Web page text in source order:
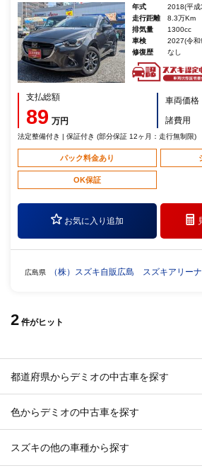
年式
2018(平成
走行距離
8.3万Km
排気量
1300cc
車検
2027(令和
修復歴
なし
支払総額
89 万円
車両価格
諸費用
法定整備付き | 保証付き (部分保証 12ヶ月：走行無制限)
パック料金あり
OK保証
お気に入り追加
広島県 （株）スズキ自販広島 スズキアリー
2 件がヒット
都道府県からデミオの中古車を探す
色からデミオの中古車を探す
スズキの他の車種から探す